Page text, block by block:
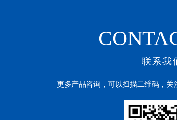
联系我
更多产品咨询，可以扫描二维码， 关